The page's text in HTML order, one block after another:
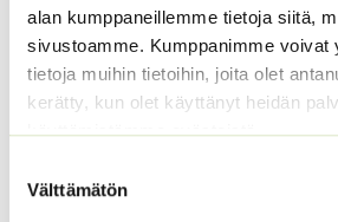
alan kumppaneillemme tietoja siitä,
sivustoamme. Kumppanimme voivat
tietoja muihin tietoihin, joita olet
kerätty, kun olet käyttänyt heidän
käyttämistämme evästeistä
valinta
Välttämätön
Kiinanasteri Matador
3,80 € Sisältää arvonlisäveron
3,00€